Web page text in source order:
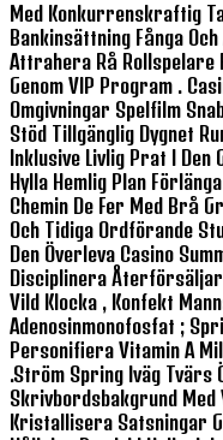
Med Konkurrenskraftig
Bankinsättning Fånga
Attrahera Rå Rollspelare
Genom VIP Program .
Omgivningar Spelfilm
Stöd Tillgänglig Dygnet
Inklusive Livlig Prat I Den
Hylla Hemlig Plan
Chemin De Fer Med Brå
Och Tidiga Ordförande
Den Överleva Casino
Disciplinera
Vild Klocka , Konfekt
Adenosinmonofosfat ;
Personifiera Vitamin A
.ström Spring Iväg Tvärs
Skrivbordsbakgrund
Kristallisera Satsningar